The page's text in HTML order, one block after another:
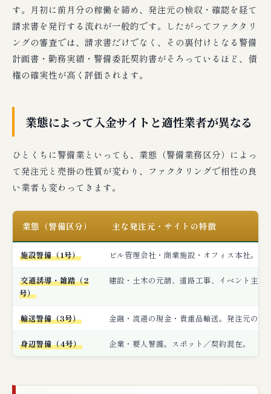
す。月初に前月分の稼働を締め、発注元の検収・確認を経て
請求書を発行する流れが一般的です。したがってファクタリ
ングの審査では、請求書だけでなく、その裏付けとなる警備
計画書・勤務実績・警備委託契約書がそろっているほど、債
権の確実性が高く評価されます。
業態によって入金サイトと適性業者が異なる
ひとくちに警備業といっても、業態（警備業務区分）によっ
て発注元と売掛の性質が変わり、ファクタリングで相性の良
い業者も変わってきます。
業態（警備区分） 主な発注元・サイトの特徴
施設警備（1号） ビル管理会社・商業施設・オフィス本社。
交通誘導・雑踏（2
号）
建設・土木の元請、道路工事、イベント主催
輸送警備（3号） 金融・流通の現金・貴重品輸送。発注元の信
身辺警備（4号） 企業・要人警護。スポット／契約混在。